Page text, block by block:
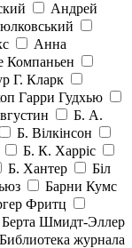
Андрей
Анна
Компаньен
Г. Кларк
Гарри Гудхью
Б. А.
Б. Вілкінсон
Б. К. Харріс
Б. Хантер
Біл
Барни Кумс
Фритц
Берта Шмидт-Эллер
Библиотека журнала